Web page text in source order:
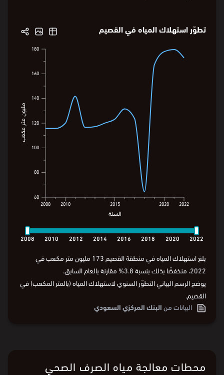
تطوّر استهلاك المياه في القصيم
180
160
140
120
100
80
60
مليون متر مكعب
2008 2010 2012 2014 2016 2018 2020 2022
السنة 2008 2010 2012 2014 2016 2018 2020 2022
2008 2010 2015 2020 2022
السنة
180
160
140
120
100
80
60
مليون متر مكعب
بلغ استهلاك المياه في منطقة القصيم 173 مليون متر مكعب في
2022، منخفضًا بذلك بنسبة 3.8% مقارنة بالعام السابق.
يوضح الرسم البياني التطوّر السنوي لاستهلاك المياه (بالمتر المكعب) في
القصيم.
البيانات منالبنك المركزي السعودي
محطات معالجة مياه الصرف الصحي